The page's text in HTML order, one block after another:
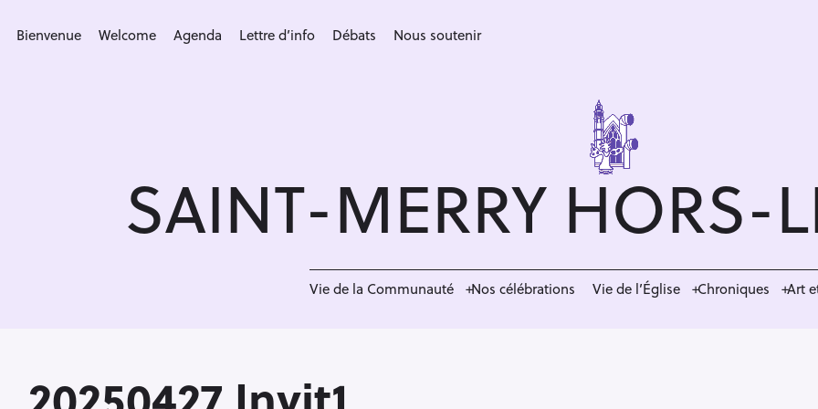
Bienvenue Welcome Agenda Lettre d’info Débats Nous soutenir
SAINT-MERRY HORS-
Vie de la Communauté Nos célébrations Vie de l’Église Chroniques Art